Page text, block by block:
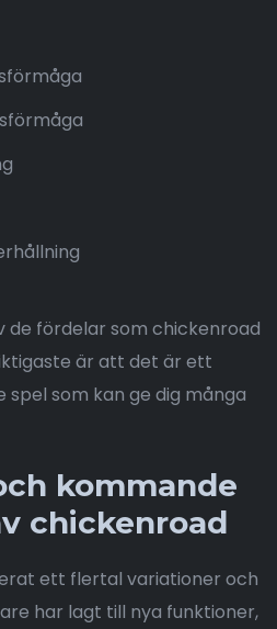
de fördelar som chickenroad
är att det är ett
som kan ge dig många
kommande
chickenroad
ett flertal variationer och
har lagt till nya funktioner,